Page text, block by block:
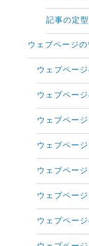
記事の定
ウェブページの
ウェブペー
ウェブペー
ウェブペー
ウェブペー
ウェブペー
ウェブペー
ウェブペー